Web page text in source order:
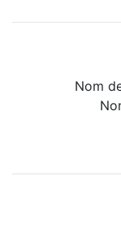
Nom